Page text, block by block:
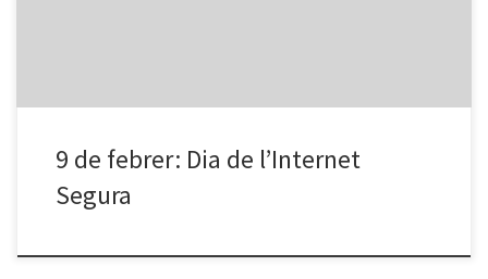
9 de febrer: Dia de l’Internet
Segura